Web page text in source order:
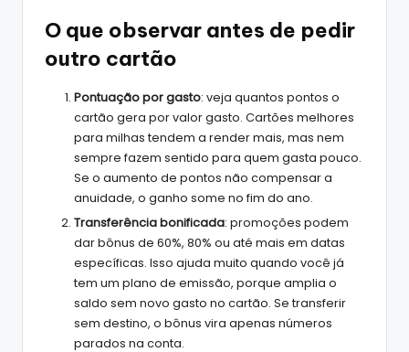
O que observar antes de pedir
outro cartão
Pontuação por gasto: veja quantos pontos o
cartão gera por valor gasto. Cartões melhores
para milhas tendem a render mais, mas nem
sempre fazem sentido para quem gasta pouco.
Se o aumento de pontos não compensar a
anuidade, o ganho some no fim do ano.
Transferência bonificada: promoções podem
dar bônus de 60%, 80% ou até mais em datas
específicas. Isso ajuda muito quando você já
tem um plano de emissão, porque amplia o
saldo sem novo gasto no cartão. Se transferir
sem destino, o bônus vira apenas números
parados na conta.